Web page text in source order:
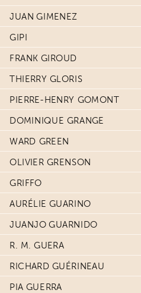
JUAN GIMENEZ
GIPI
FRANK GIROUD
THIERRY GLORIS
PIERRE-HENRY GOMONT
DOMINIQUE GRANGE
WARD GREEN
OLIVIER GRENSON
GRIFFO
AURÉLIE GUARINO
JUANJO GUARNIDO
R. M. GUERA
RICHARD GUÉRINEAU
PIA GUERRA